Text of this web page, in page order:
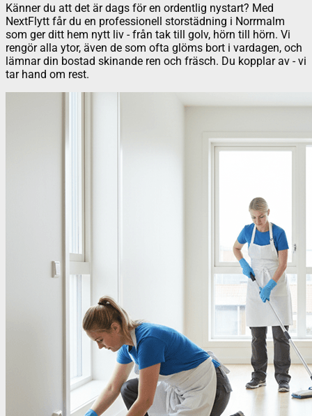
Känner du att det är dags för en ordentlig nystart? Med
NextFlytt får du en professionell storstädning i Norrmalm
som ger ditt hem nytt liv - från tak till golv, hörn till hörn. Vi
rengör alla ytor, även de som ofta glöms bort i vardagen, och
lämnar din bostad skinande ren och fräsch. Du kopplar av - vi
tar hand om rest.